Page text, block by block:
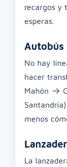
recargos y
esperas.
Autobús
No hay
hacer
Mahón →
menos
La